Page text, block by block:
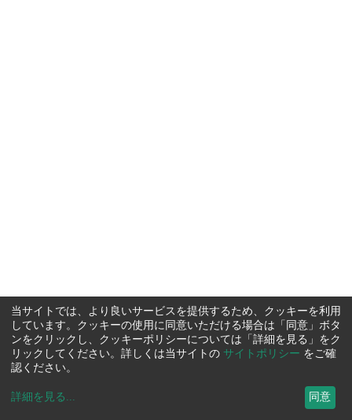
当サイトでは、より良いサービスを提供するため、クッキーを利用
しています。クッキーの使用に同意いただける場合は「同意」ボタ
ンをクリックし、クッキーポリシーについては「詳細を見る」をク
リックしてください。詳しくは当サイトの サイトポリシー をご確
認ください。
詳細を見る ... 同意